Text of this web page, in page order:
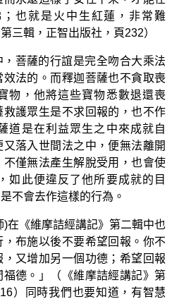
也就是火中生紅蓮，非常難
三輯，正智出版社，頁232）
菩薩的行誼是完全吻合大乘法
法的。而釋迦菩薩也不貪取喪
物，他將這些寶物悉數退還喪
護眾生是不求回報的，也不作
道是在利益眾生之中來成就自
落入世間法之中，便無法離開
僅無法產生解脫受用，也會使
如此便違反了他所要成就的目
不會去作這樣的行為。
在《維摩詰經講記》第二輯中也
布施以後不要希望回報。你不
又增加另一個功德；希望回報
德。」（《維摩詰經講記》第
）同時我們也要知道，有智慧